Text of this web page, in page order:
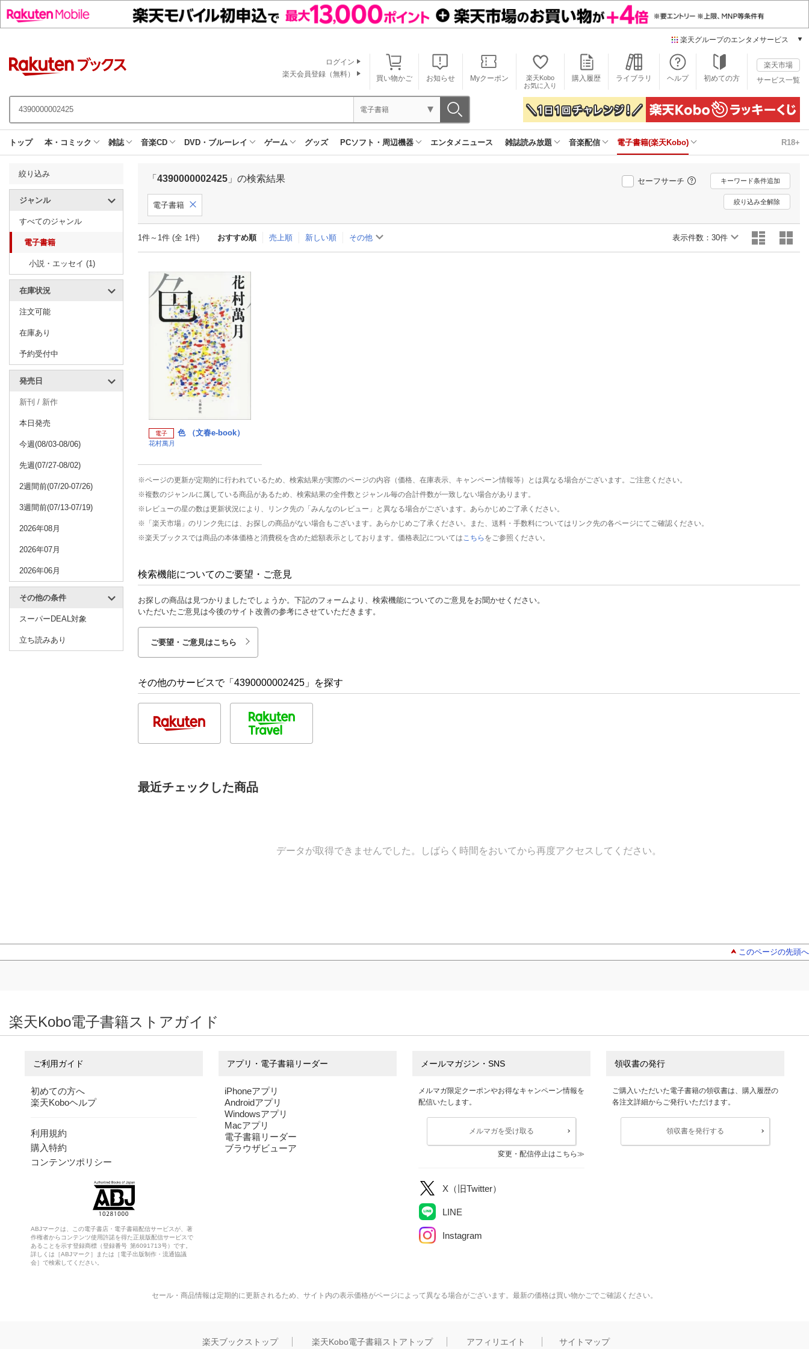
楽天グループのエンタメサービス
本/ゲーム/CD/DVD
楽天ブックス
電子書籍
楽天Kobo
雑誌読み放題
楽天ミュージック
動画配信
楽天TV
動画配信ガイド
Rチャンネル
買い物かご お知らせ Myクーポン
楽天Kobo
お気に入り
購入履歴 ライブラリ ヘルプ 初めての方
楽天市場
サービス一覧
ログイン
楽天会員登録（無料）
電子書籍
トップ 本・コミック 雑誌 音楽CD DVD・ブルーレイ ゲーム グッズ PCソフト・周辺機器 エンタメニュース 雑誌読み放題 音楽配信 電子書籍(楽天Kobo) R18+
絞り込み
ジャンル
すべてのジャンル
電子書籍
小説・エッセイ (1)
在庫状況
注文可能
在庫あり
予約受付中
発売日
新刊 / 新作
本日発売
今週(08/03-08/06)
先週(07/27-08/02)
2週間前(07/20-07/26)
3週間前(07/13-07/19)
2026年08月
2026年07月
2026年06月
その他の条件
スーパーDEAL対象
立ち読みあり
「 4390000002425 」の検索結果 セーフサーチ キーワード条件追加
電子書籍 絞り込み全解除
1件～1件 (全 1件) おすすめ順 売上順 新しい順 その他 表示件数： 30件
電子 色 （文春e-book）
花村萬月
※ページの更新が定期的に行われているため、検索結果が実際のページの内容（価格、在庫表示、キャンペーン情報等）とは異なる場合がございます。ご注意ください。
※複数のジャンルに属している商品があるため、検索結果の全件数とジャンル毎の合計件数が一致しない場合があります。
※レビューの星の数は更新状況により、リンク先の「みんなのレビュー」と異なる場合がございます。あらかじめご了承ください。
※「楽天市場」のリンク先には、お探しの商品がない場合もございます。あらかじめご了承ください。また、送料・手数料についてはリンク先の各ページにてご確認ください。
※楽天ブックスでは商品の本体価格と消費税を含めた総額表示としております。価格表記については こちら をご参照ください。
検索機能についてのご要望・ご意見
お探しの商品は見つかりましたでしょうか。下記のフォームより、検索機能についてのご意見をお聞かせください。
いただいたご意見は今後のサイト改善の参考にさせていただきます。
ご要望・ご意見はこちら
その他のサービスで「4390000002425」を探す
最近チェックした商品
データが取得できませんでした。しばらく時間をおいてから再度アクセスしてください。
このページの先頭へ
楽天Kobo電子書籍ストアガイド
ご利用ガイド
初めての方へ
楽天Koboヘルプ
利用規約
購入特約
コンテンツポリシー
ABJマークは、この電子書店・電子書籍配信サービスが、著
作権者からコンテンツ使用許諾を得た正規版配信サービスで
あることを示す登録商標（登録番号 第6091713号）です。
詳しくは［ABJマーク］または［電子出版制作・流通協議
会］で検索してください。
アプリ・電子書籍リーダー
iPhoneアプリ
Androidアプリ
Windowsアプリ
Macアプリ
電子書籍リーダー
ブラウザビューア
メールマガジン・SNS
メルマガ限定クーポンやお得なキャンペーン情報を
配信いたします。
メルマガを受け取る
変更・配信停止はこちら
X（旧Twitter）
LINE
Instagram
領収書の発行
ご購入いただいた電子書籍の領収書は、購入履歴の
各注文詳細からご発行いただけます。
領収書を発行する
セール・商品情報は定期的に更新されるため、サイト内の表示価格がページによって異なる場合がございます。最新の価格は買い物かごでご確認ください。
楽天ブックストップ 楽天Kobo電子書籍ストアトップ アフィリエイト サイトマップ